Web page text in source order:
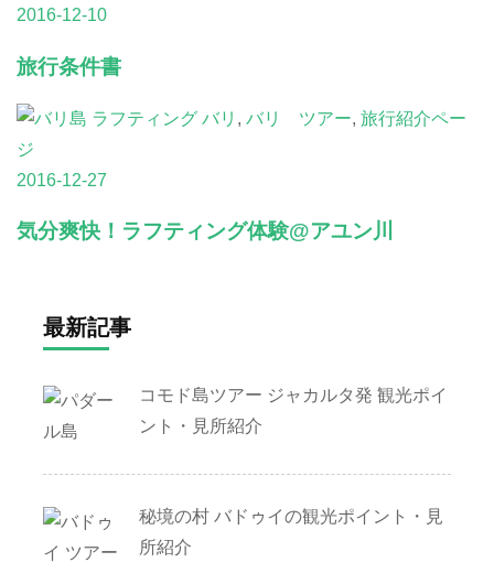
2016-12-10
旅行条件書
バリ , バリ ツアー, 旅行紹介ペー
ジ
2016-12-27
気分爽快！ラフティング体験@アユン川
最新記事
コモド島ツアー ジャカルタ発 観光ポイ
ント・見所紹介
秘境の村 バドゥイの観光ポイント・見
所紹介